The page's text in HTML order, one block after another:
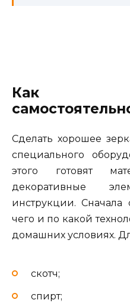
Как
Сделать хорошее
специального
этого готовят
декоративные
инструкции. Сначала
чего и по какой
домашних условиях.
скотч;
спирт;